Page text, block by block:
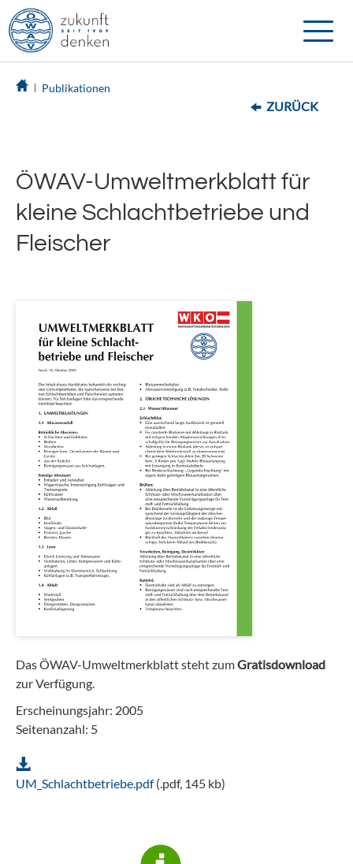
Toggle
Publikationen
ZURÜCK
ÖWAV-Umweltmerkblatt für
kleine Schlachtbetriebe und
Fleischer
Das ÖWAV-Umweltmerkblatt steht zumGratisdownload
zur Verfügung.
Erscheinungsjahr: 2005
Seitenanzahl: 5
UM_Schlachtbetriebe.pdf(.pdf, 145 kb)